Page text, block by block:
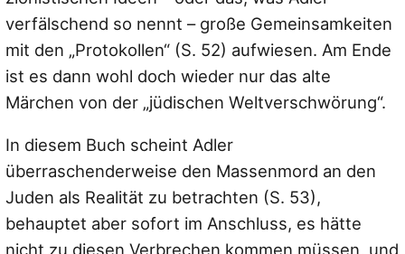
verfälschend so nennt – große Gemeinsamkeiten
mit den „Protokollen“ (S. 52) aufwiesen. Am Ende
ist es dann wohl doch wieder nur das alte
Märchen von der „jüdischen Weltverschwörung“.
In diesem Buch scheint Adler
überraschenderweise den Massenmord an den
Juden als Realität zu betrachten (S. 53),
behauptet aber sofort im Anschluss, es hätte
nicht zu diesen Verbrechen kommen müssen, und